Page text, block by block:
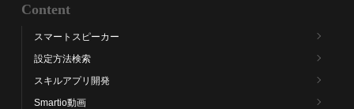
Content
スマートスピーカー
設定方法検索
スキルアプリ開発
Smartio動画